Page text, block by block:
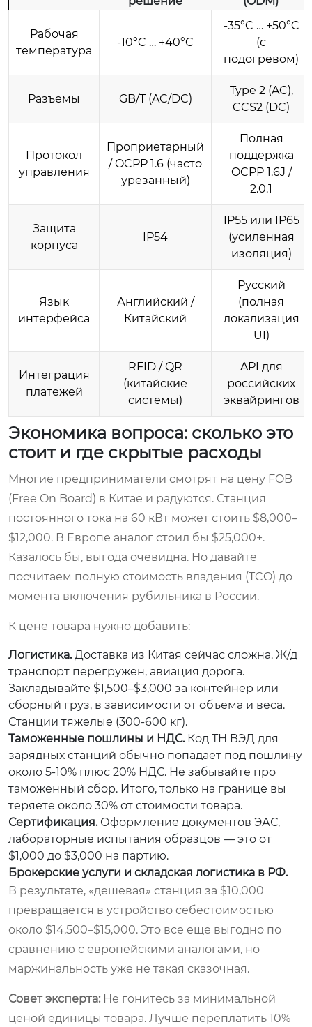
Рабочая
температура
-10°C … +40°C
-35°C … +50°C
(с
подогревом)
Разъемы GB/T (AC/DC)
Type 2 (AC),
CCS2 (DC)
Протокол
управления
Проприетарный
/ OCPP 1.6 (часто
урезанный)
Полная
поддержка
OCPP 1.6J /
2.0.1
Защита
корпуса
IP54
IP55 или IP65
(усиленная
изоляция)
Язык
интерфейса
Английский /
Китайский
Русский
(полная
локализация
UI)
Интеграция
платежей
RFID / QR
(китайские
системы)
API для
российских
эквайрингов
Экономика вопроса: сколько это
стоит и где скрытые расходы
Многие предприниматели смотрят на цену FOB
(Free On Board) в Китае и радуются. Станция
постоянного тока на 60 кВт может стоить $8,000–
$12,000. В Европе аналог стоил бы $25,000+.
Казалось бы, выгода очевидна. Но давайте
посчитаем полную стоимость владения (TCO) до
момента включения рубильника в России.
К цене товара нужно добавить:
Логистика.Доставка из Китая сейчас сложна. Ж/д
транспорт перегружен, авиация дорога.
Закладывайте $1,500–$3,000 за контейнер или
сборный груз, в зависимости от объема и веса.
Станции тяжелые (300-600 кг).
Таможенные пошлины и НДС.Код ТН ВЭД для
зарядных станций обычно попадает под пошлину
около 5-10% плюс 20% НДС. Не забывайте про
таможенный сбор. Итого, только на границе вы
теряете около 30% от стоимости товара.
Сертификация.Оформление документов ЭАС,
лабораторные испытания образцов — это от
$1,000 до $3,000 на партию.
Брокерские услуги и складская логистика в РФ.
В результате, «дешевая» станция за $10,000
превращается в устройство себестоимостью
около $14,500–$15,000. Это все еще выгодно по
сравнению с европейскими аналогами, но
маржинальность уже не такая сказочная.
Совет эксперта: Не гонитесь за минимальной
ценой единицы товара. Лучше переплатить 10%